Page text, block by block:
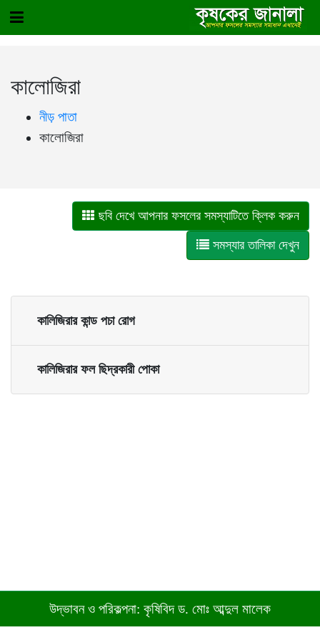
কালোজিরা
নীড় পাতা
কালোজিরা
ছবি দেখে আপনার ফসলের সমস্যাটিতে ক্লিক করুন
সমস্যার তালিকা দেখুন
কালিজিরার কান্ড পচা রোগ
কালিজিরার ফল ছিদ্রকারী পোকা
উদ্ভাবন ও পরিকল্পনা: কৃষিবিদ ড. মোঃ আব্দুল মালেক